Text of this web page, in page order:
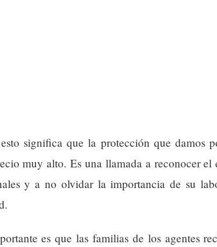
significa que la protección que damos
muy alto. Es una llamada a reconocer el
y a no olvidar la importancia de su
es que las familias de los agentes